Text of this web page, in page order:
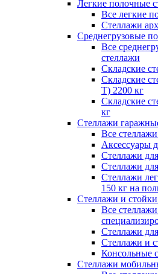
Легкие полочные
Все легкие
Стеллажи
Среднегрузовые
Все
стеллажи
Складские
Складские
Т) 2200 кг
Складские
кг
Стеллажи
Все
Аксессуары
Стеллажи
Стеллажи
Стеллажи
150 кг на
Стеллажи и
Все
Стеллажи
Стеллажи и
Консольные
Стеллажи